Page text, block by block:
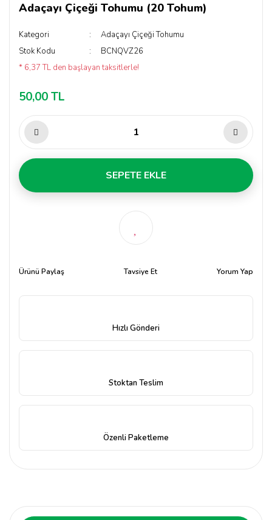
Adaçayı Çiçeği Tohumu (20 Tohum)
Kategori
Adaçayı Çiçeği Tohumu
Stok Kodu
BCNQVZ26
* 6,37 TL den başlayan taksitlerle!
50,00 TL
SEPETE EKLE
Ürünü Paylaş Tavsiye Et Yorum Yap
Hızlı Gönderi
Stoktan Teslim
Özenli Paketleme